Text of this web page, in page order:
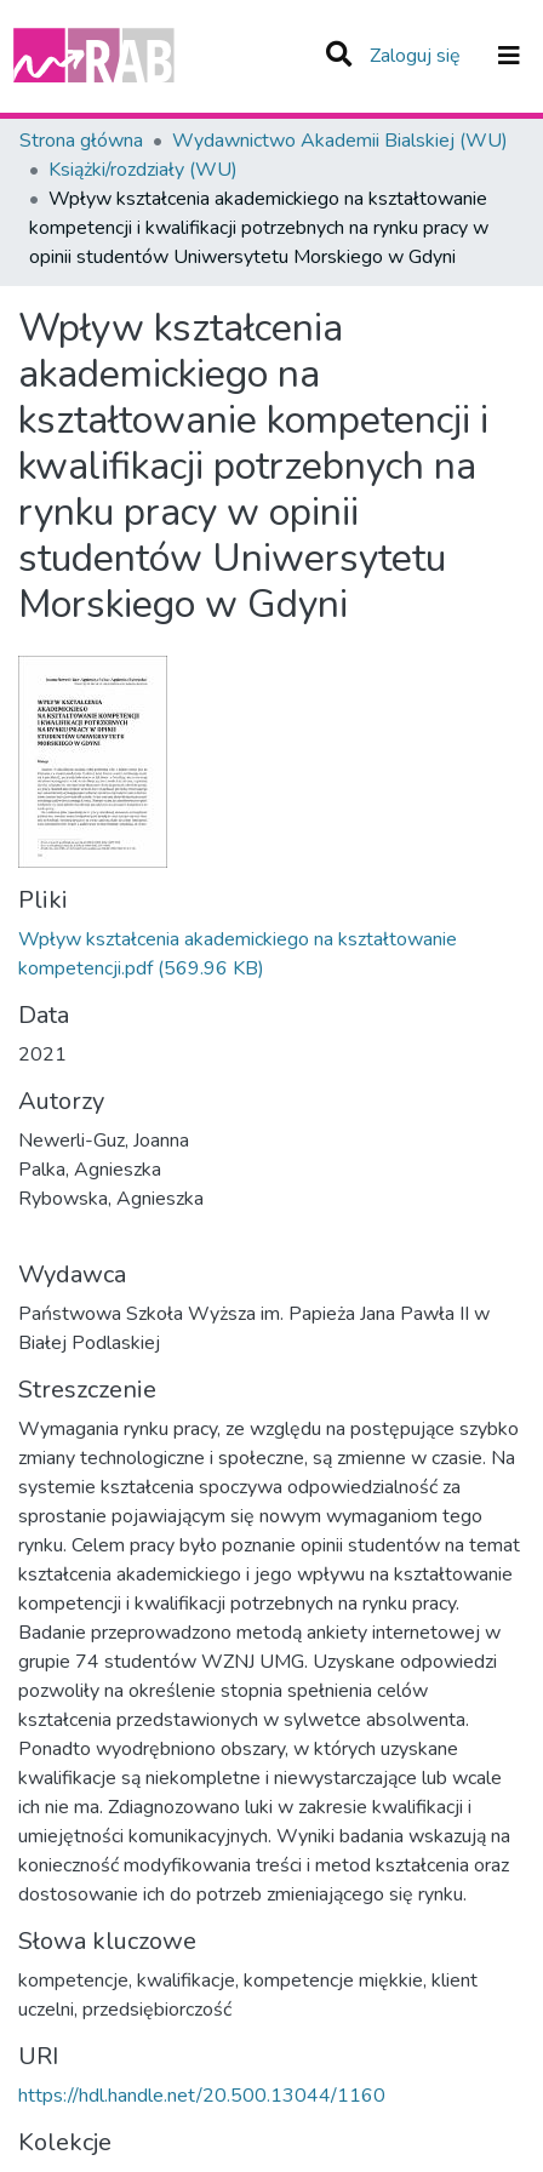
Zaloguj się (current)
Zespoły i Kolekcje
Statystyka
Całe Repozytorium
Strona główna
Wydawnictwo Akademii Bialskiej (WU)
Książki/rozdziały (WU)
Wpływ kształcenia akademickiego na kształtowanie
kompetencji i kwalifikacji potrzebnych na rynku pracy w
opinii studentów Uniwersytetu Morskiego w Gdyni
Wpływ kształcenia
akademickiego na
kształtowanie kompetencji i
kwalifikacji potrzebnych na
rynku pracy w opinii
studentów Uniwersytetu
Morskiego w Gdyni
Pliki
Wpływ kształcenia akademickiego na kształtowanie
kompetencji.pdf (569.96 KB)
Data
2021
Autorzy
Newerli-Guz, Joanna
Palka, Agnieszka
Rybowska, Agnieszka
Wydawca
Państwowa Szkoła Wyższa im. Papieża Jana Pawła II w
Białej Podlaskiej
Streszczenie
Wymagania rynku pracy, ze względu na postępujące szybko
zmiany technologiczne i społeczne, są zmienne w czasie. Na
systemie kształcenia spoczywa odpowiedzialność za
sprostanie pojawiającym się nowym wymaganiom tego
rynku. Celem pracy było poznanie opinii studentów na temat
kształcenia akademickiego i jego wpływu na kształtowanie
kompetencji i kwalifikacji potrzebnych na rynku pracy.
Badanie przeprowadzono metodą ankiety internetowej w
grupie 74 studentów WZNJ UMG. Uzyskane odpowiedzi
pozwoliły na określenie stopnia spełnienia celów
kształcenia przedstawionych w sylwetce absolwenta.
Ponadto wyodrębniono obszary, w których uzyskane
kwalifikacje są niekompletne i niewystarczające lub wcale
ich nie ma. Zdiagnozowano luki w zakresie kwalifikacji i
umiejętności komunikacyjnych. Wyniki badania wskazują na
konieczność modyfikowania treści i metod kształcenia oraz
dostosowanie ich do potrzeb zmieniającego się rynku.
Słowa kluczowe
kompetencje, kwalifikacje, kompetencje miękkie, klient
uczelni, przedsiębiorczość
URI
https://hdl.handle.net/20.500.13044/1160
Kolekcje